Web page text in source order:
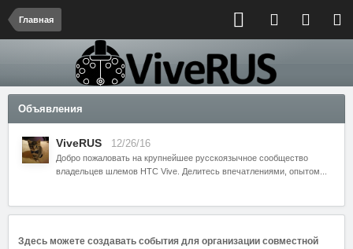
Главная
Объявления
ViveRUS 12/26/16
Добро пожаловать на крупнейшее русскоязычное сообщество
владельцев шлемов HTC Vive. Делитесь впечатлениями, опытом...
Здесь можете создавать события для организации совместной